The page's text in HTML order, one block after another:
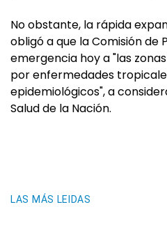
No obstante, la rápida
obligó a que la Comisión de
emergencia hoy a "las
por enfermedades
epidemiológicos", a
Salud de la Nación.
LAS MÁS LEIDAS